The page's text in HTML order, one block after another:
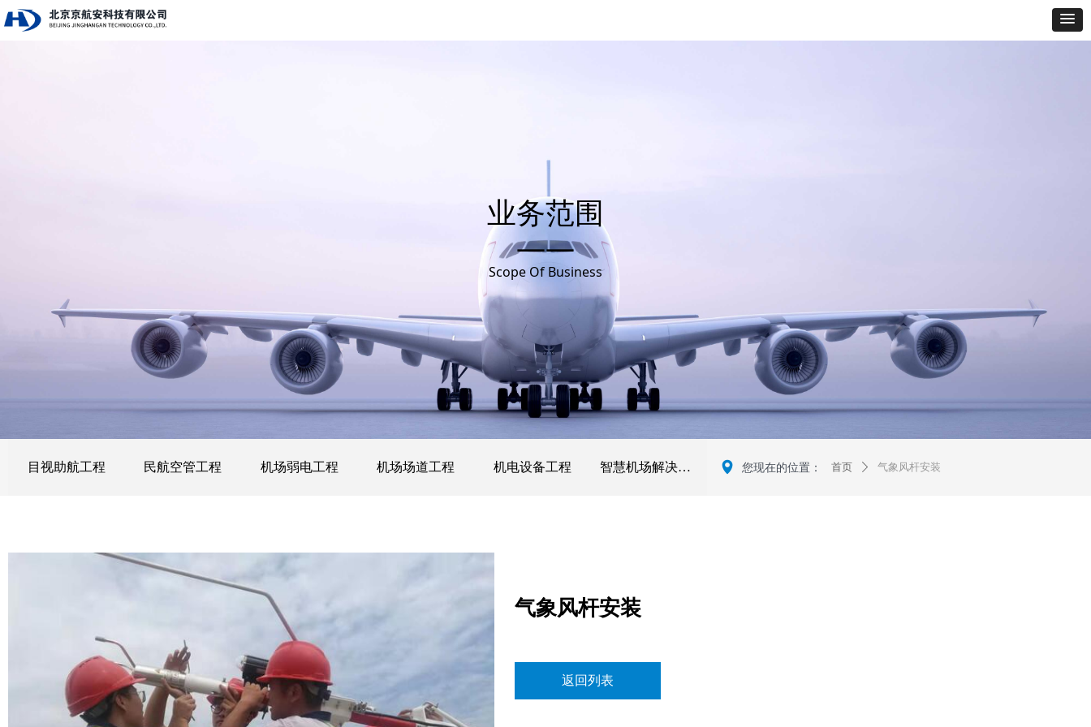
业务范围
——
Scope Of Business
넹 您现在的位置： 首页 ꄲ 气象风杆安装
目视助航工程 民航空管工程 机场弱电工程 机场场道工程 机电设备工程 智慧机场解决方案
气象风杆安装
返回列表